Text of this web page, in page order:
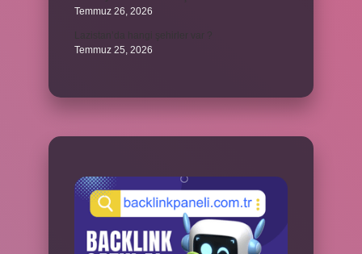
Temmuz 26, 2026
Temmuz 25, 2026